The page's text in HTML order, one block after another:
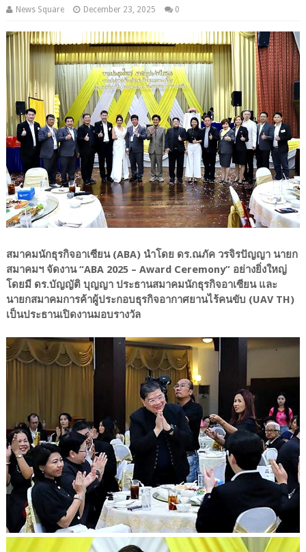
News Square December 23, 2025 0
สมาคมนักธุรกิจอาเซียน (ABA) นำโดย ดร.ณภัค วรจิรปัญญา นายก
สมาคมฯ จัดงาน “ABA 2025 – Award Ceremony” อย่างยิ่งใหญ่
โดยมี ดร.บัญญัติ บุญญา ประธานสมาคมนักธุรกิจอาเซียน และ
นายกสมาคมการค้าผู้ประกอบธุรกิจอากาศยานไร้คนขับ (UAV TH)
เป็นประธานเปิดงานมอบรางวัล